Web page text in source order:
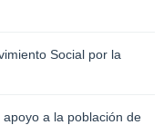
Social por la
a la población de